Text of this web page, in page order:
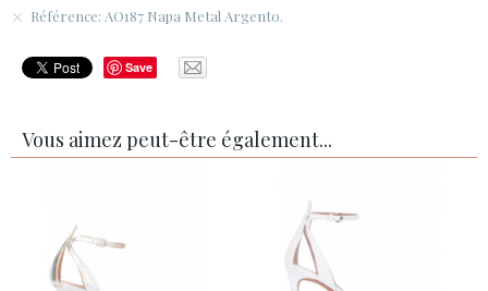
Référence: AO187 Napa Metal Argento.
Save
Vous aimez peut-être également...